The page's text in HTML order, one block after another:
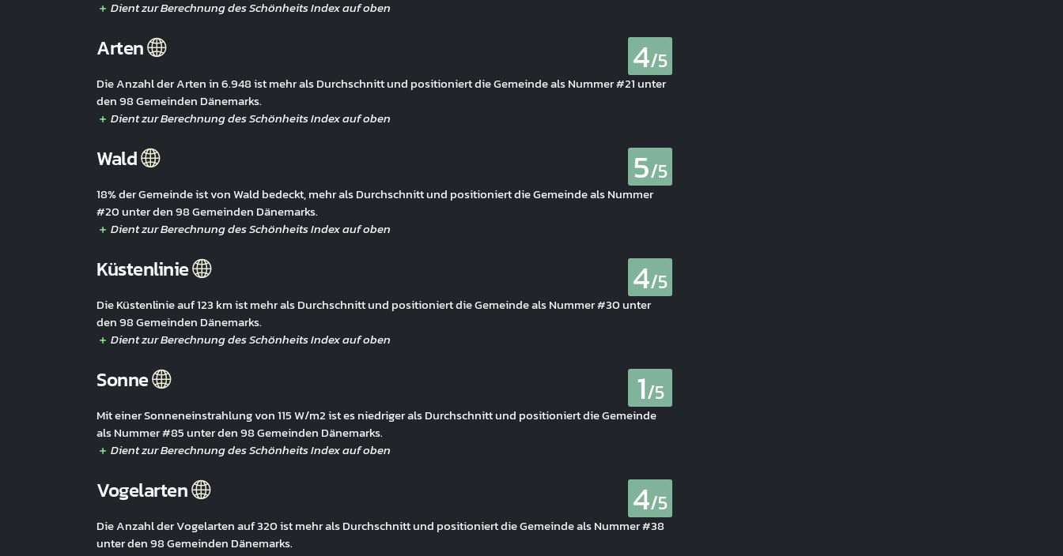
Arten 4/5
Die Anzahl der Arten in 6.948 ist mehr als Durchschnitt und positioniert die Gemeinde als Nummer #21 unter
den 98 Gemeinden Dänemarks.
Wald 5/5
18% der Gemeinde ist von Wald bedeckt, mehr als Durchschnitt und positioniert die Gemeinde als Nummer
#20 unter den 98 Gemeinden Dänemarks.
Küstenlinie 4/5
Die Küstenlinie auf 123 km ist mehr als Durchschnitt und positioniert die Gemeinde als Nummer #30 unter
den 98 Gemeinden Dänemarks.
Sonne 1/5
Mit einer Sonneneinstrahlung von 115 W/m2 ist es niedriger als Durchschnitt und positioniert die Gemeinde
als Nummer #85 unter den 98 Gemeinden Dänemarks.
Vogelarten 4/5
Die Anzahl der Vogelarten auf 320 ist mehr als Durchschnitt und positioniert die Gemeinde als Nummer #38
unter den 98 Gemeinden Dänemarks.